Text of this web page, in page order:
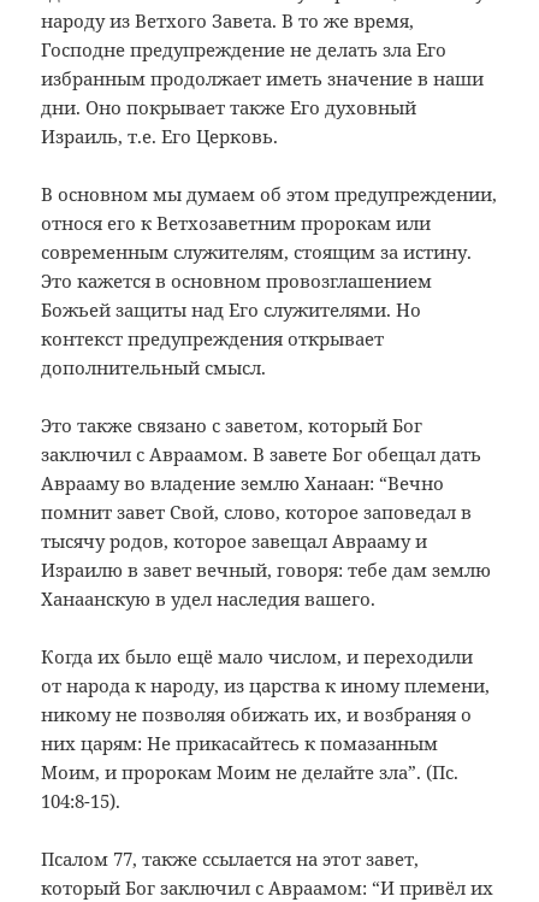
народу из Ветхого Завета. В то же время,
Господне предупреждение не делать зла Его
избранным продолжает иметь значение в наши
дни. Оно покрывает также Его духовный
Израиль, т.е. Его Церковь.
В основном мы думаем об этом предупреждении,
относя его к Ветхозаветним пророкам или
современным служителям, стоящим за истину.
Это кажется в основном провозглашением
Божьей защиты над Его служителями. Но
контекст предупреждения открывает
дополнительный смысл.
Это также связано с заветом, который Бог
заключил с Авраамом. В завете Бог обещал дать
Аврааму во владение землю Ханаан: “Вечно
помнит завет Свой, слово, которое заповедал в
тысячу родов, которое завещал Аврааму и
Израилю в завет вечный, говоря: тебе дам землю
Ханаанскую в удел наследия вашего.
Когда их было ещё мало числом, и переходили
от народа к народу, из царства к иному племени,
никому не позволяя обижать их, и возбраняя о
них царям: Не прикасайтесь к помазанным
Моим, и пророкам Моим не делайте зла”. (Пс.
104:8-15).
Псалом 77, также ссылается на этот завет,
который Бог заключил с Авраамом: “И привёл их